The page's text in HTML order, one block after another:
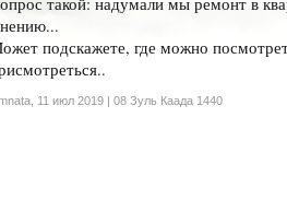
подскажете, где можно
11 июл 2019 | 08 Зуль Каада 1440